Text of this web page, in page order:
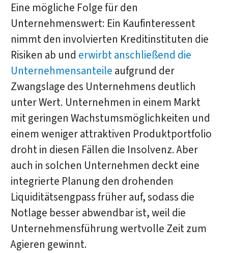
Eine mögliche Folge für den
Unternehmenswert: Ein Kaufinteressent
nimmt den involvierten Kreditinstituten die
Risiken ab und erwirbt anschließend die
Unternehmensanteile aufgrund der
Zwangslage des Unternehmens deutlich
unter Wert. Unternehmen in einem Markt
mit geringen Wachstumsmöglichkeiten und
einem weniger attraktiven Produktportfolio
droht in diesen Fällen die Insolvenz. Aber
auch in solchen Unternehmen deckt eine
integrierte Planung den drohenden
Liquiditätsengpass früher auf, sodass die
Notlage besser abwendbar ist, weil die
Unternehmensführung wertvolle Zeit zum
Agieren gewinnt.